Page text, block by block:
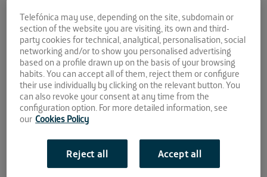
Moreno
25 JUN
2020
12:00 - 12:45
This event has passed.
Telefónica may use, depending on the site, subdomain or
section of the website you are visiting, its own and third-
party cookies for technical, analytical, personalisation, social
networking and/or to show you personalised advertising
based on a profile drawn up on the basis of your browsing
habits. You can accept all of them, reject them or configure
their use individually by clicking on the relevant button. You
can also revoke your consent at any time from the
configuration option. For more detailed information, see
our Cookies Policy
Reject all Accept all